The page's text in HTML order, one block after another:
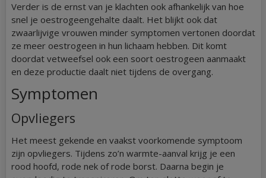
Verder is de ernst van je klachten ook afhankelijk van hoe
snel je oestrogeengehalte daalt. Het blijkt ook dat
zwaarlijvige vrouwen minder symptomen vertonen doordat
ze meer oestrogeen in hun lichaam hebben. Dit komt
doordat vetweefsel ook een soort oestrogeen aanmaakt
en deze productie daalt niet tijdens de overgang.
Symptomen
Opvliegers
Het meest gekende en vaakst voorkomende symptoom
zijn opvliegers. Tijdens zo’n warmte-aanval krijg je een
rood hoofd, rode nek of rode borst. Daarna begin je